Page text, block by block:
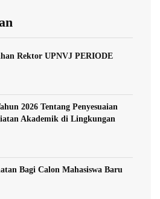
Rektor UPNVJ PERIODE
2026 Tentang Penyesuaian
Akademik di Lingkungan
Bagi Calon Mahasiswa Baru